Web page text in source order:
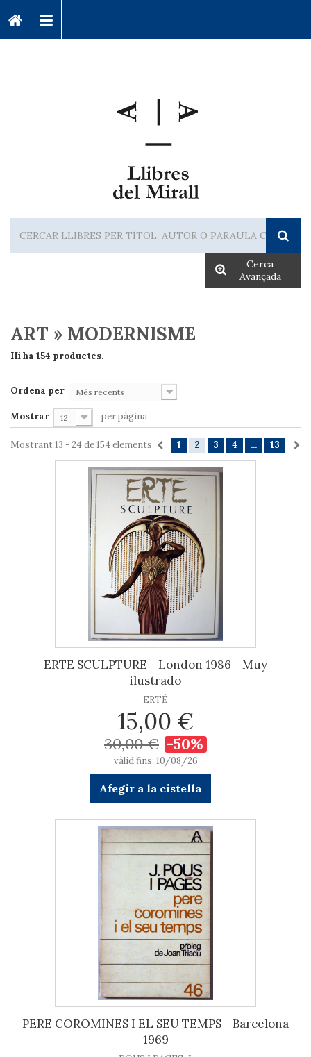
Cerca
Avançada
ART » MODERNISME
Hi ha 154 productes.
Ordena per Més recents
Mostrar 12 per pàgina
1 2 3 4 ... 13
Mostrant 13 - 24 de 154 elements
ERTE SCULPTURE - London 1986 - Muy
ilustrado
ERTÉ
15,00 €
30,00 € -50%
vàlid fins: 10/08/26
Afegir a la cistella
PERE COROMINES I EL SEU TEMPS - Barcelona
1969